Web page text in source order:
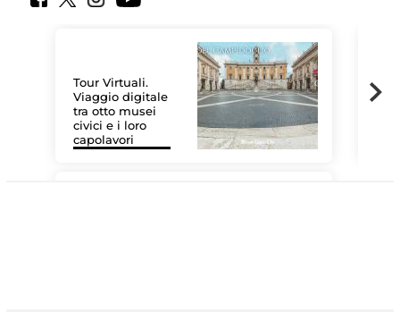
Tour Virtuali.
Viaggio digitale
tra otto musei
civici e i loro
capolavori